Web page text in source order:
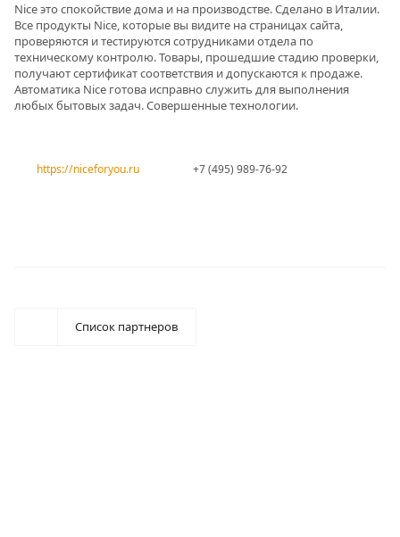
Nice это спокойствие дома и на производстве. Сделано в Италии.
Все продукты Nice, которые вы видите на страницах сайта,
проверяются и тестируются сотрудниками отдела по
техническому контролю. Товары, прошедшие стадию проверки,
получают сертификат соответствия и допускаются к продаже.
Автоматика Nice готова исправно служить для выполнения
любых бытовых задач. Совершенные технологии.
https://niceforyou.ru +7 (495) 989-76-92
Список партнеров